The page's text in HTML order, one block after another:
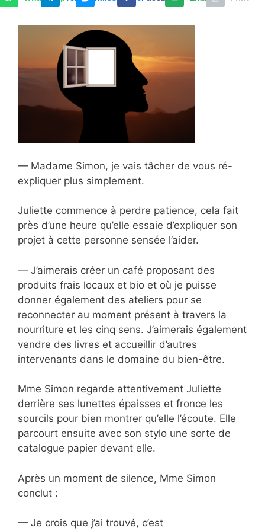
— Madame Simon, je vais tâcher de vous ré-
expliquer plus simplement.
Juliette commence à perdre patience, cela fait
près d’une heure qu’elle essaie d’expliquer son
projet à cette personne sensée l’aider.
— J’aimerais créer un café proposant des
produits frais locaux et bio et où je puisse
donner également des ateliers pour se
reconnecter au moment présent à travers la
nourriture et les cinq sens. J’aimerais également
vendre des livres et accueillir d’autres
intervenants dans le domaine du bien-être.
Mme Simon regarde attentivement Juliette
derrière ses lunettes épaisses et fronce les
sourcils pour bien montrer qu’elle l’écoute. Elle
parcourt ensuite avec son stylo une sorte de
catalogue papier devant elle.
Après un moment de silence, Mme Simon
conclut :
— Je crois que j’ai trouvé, c’est